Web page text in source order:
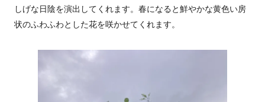
しげな日陰を演出してくれます。春になると鮮やかな黄色い房
状のふわふわとした花を咲かせてくれます。